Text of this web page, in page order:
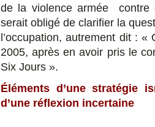
de la violence armée contre
serait obligé de clarifier la
l’occupation, autrement dit :
2005, après en avoir pris le
Six Jours ».
Éléments d’une stratégie
d’une réflexion incertaine